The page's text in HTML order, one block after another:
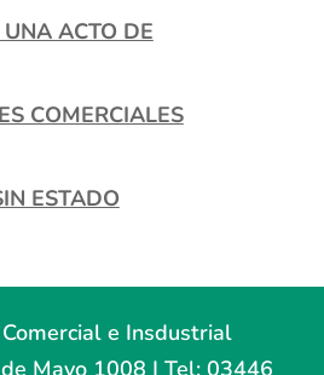
ACTO DE
COMERCIALES
ESTADO
e Insdustrial
Mayo 1008 | Tel: 03446